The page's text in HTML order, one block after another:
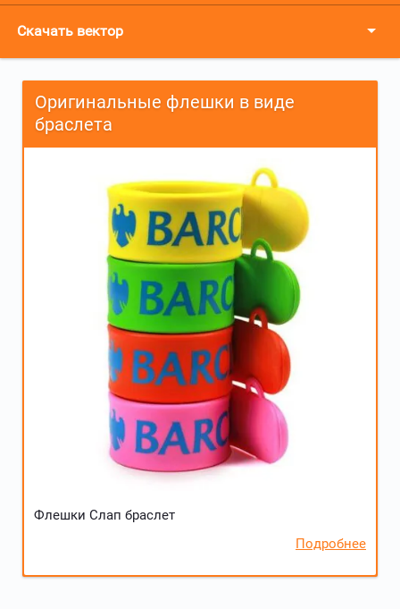
Скачать вектор
Оригинальные флешки в виде
браслета
Флешки Слап браслет
Подробнее